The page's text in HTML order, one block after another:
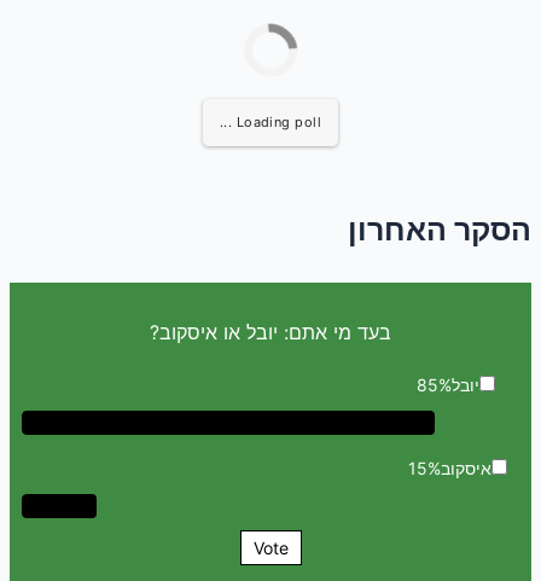
Loading poll ...
הסקר האחרון
בעד מי אתם: יובל או איסקוב?
יובל85%
איסקוב15%
Vote